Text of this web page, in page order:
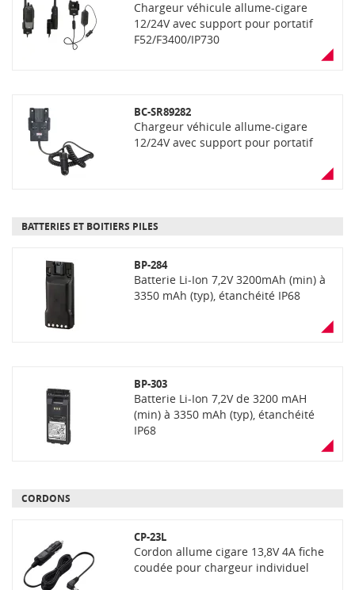
Chargeur véhicule allume-cigare
12/24V avec support pour portatif
F52/F3400/IP730
BC-SR89282
Chargeur véhicule allume-cigare
12/24V avec support pour portatif
BATTERIES ET BOITIERS PILES
BP-284
Batterie Li-Ion 7,2V 3200mAh (min) à
3350 mAh (typ), étanchéité IP68
BP-303
Batterie Li-Ion 7,2V de 3200 mAH
(min) à 3350 mAh (typ), étanchéité
IP68
CORDONS
CP-23L
Cordon allume cigare 13,8V 4A fiche
coudée pour chargeur individuel